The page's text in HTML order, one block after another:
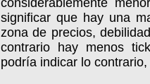
considerablemente
significar que hay una
zona de precios,
contrario hay menos
podría indicar lo